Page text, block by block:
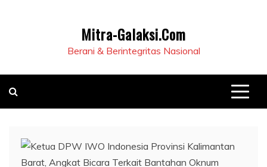
Mitra-Galaksi.Com
Berani & Berintegritas Nasional